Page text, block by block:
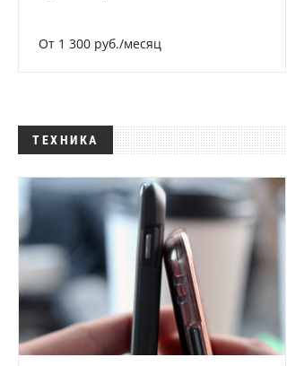
От 1 300 руб./месяц
ТЕХНИКА